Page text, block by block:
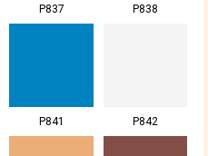
P837 P838
P841 P842